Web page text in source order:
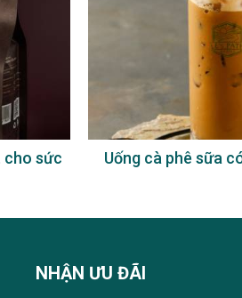
cho sức
Uống cà phê sữa
NHẬN ƯU ĐÃI